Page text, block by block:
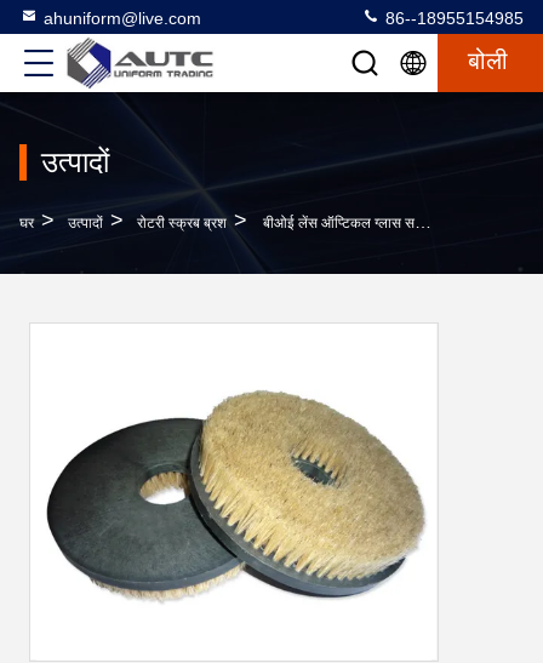
ahuniform@live.com 86--18955154985
बोली
उत्पादों
घर > उत्पादों > रोटरी स्क्रब ब्रश > बीओई लेंस ऑप्टिकल ग्लास सफाई लाइन के लिए पीए 66 सामग्री सफाई डिस्क ब्रश